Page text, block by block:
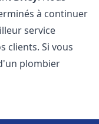
à continuer
service
clients. Si vous
plombier